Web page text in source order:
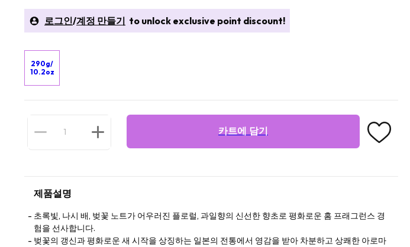
로그인/계정 만들기 to unlock exclusive point discount!
290g/
10.2oz
카트에 담기
제품설명
초록빛, 나시 배, 벚꽃 노트가 어우러진 플로럴, 과일향의 신선한 향초로 평화로운 홈 프래그런스 경
험을 선사합니다.
벚꽃의 갱신과 평화로운 새 시작을 상징하는 일본의 전통에서 영감을 받아 차분하고 상쾌한 아로마